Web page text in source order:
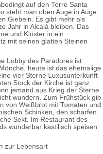
auf den Torre Santa
steht man oben Auge in Auge
Giebeln. Es gibt mehr als
Jahr in Alcalá bleiben. Das
und Klöster in ein
mit seinen glatten Steinen
Lobby des Paradores ist
heute ist das ehemalige
vier Sterne Luxusunterkunft
Stock der Kirche ist ganz
jemand aus Krieg der Sterne
wundern. Zum Frühstück gib
von Weißbrot mit Tomaten und
Schinken, den scharfen
Sekt. Im Restaurant des
wunderbar kastilisch speisen
zur Lebensart